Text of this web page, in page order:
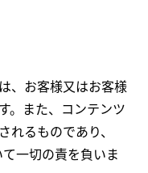
、お客様又はお客様
。また、コンテンツ
れるものであり、
一切の責を負いま